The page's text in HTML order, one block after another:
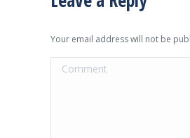
Your email address will not be
Comment